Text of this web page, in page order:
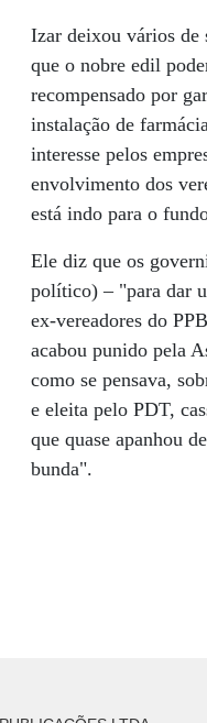
Izar deixou vários de
que o nobre edil
recompensado por
instalação de
interesse pelos
envolvimento dos
está indo para o
Ele diz que os
político) – "para dar
ex-vereadores do
acabou punido pela
como se pensava,
e eleita pelo PDT,
que quase apanhou
bunda".